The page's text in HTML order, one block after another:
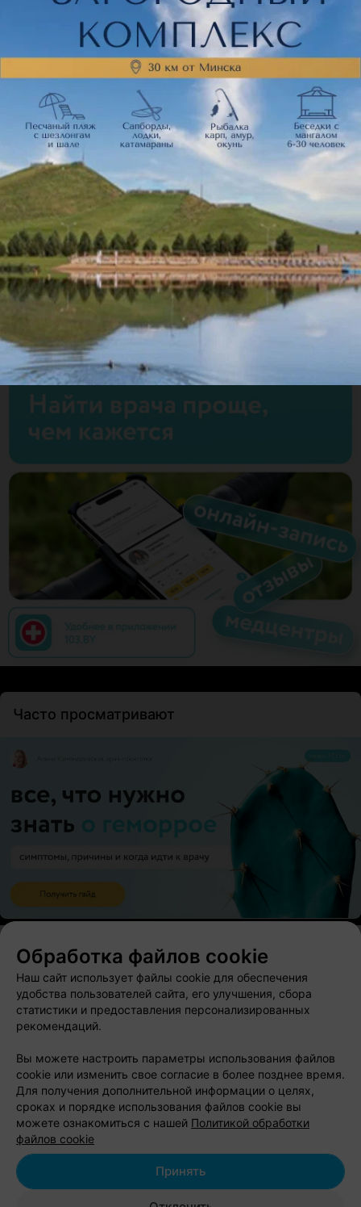
Пицца
Роллы
Соусы
Часто просматривают
О проекте Новости проекта
Размещение рекламы
Публичный договор
Способы оплаты
Публичный договор по использованию сервиса
Пользовательское соглашение
Написать в поддержку
Связаться по вопросам сотрудничества
Персональные настройки cookie
Обработка персональных данных
Обработка файлов cookie
Наш сайт использует файлы cookie для обеспечения
удобства пользователей сайта, его улучшения, сбора
статистики и предоставления персонализированных
рекомендаций.
Вы можете настроить параметры использования файлов
cookie или изменить свое согласие в более позднее время.
Для получения дополнительной информации о целях,
сроках и порядке использования файлов cookie вы
можете ознакомиться с нашей Политикой обработки
файлов cookie
Принять